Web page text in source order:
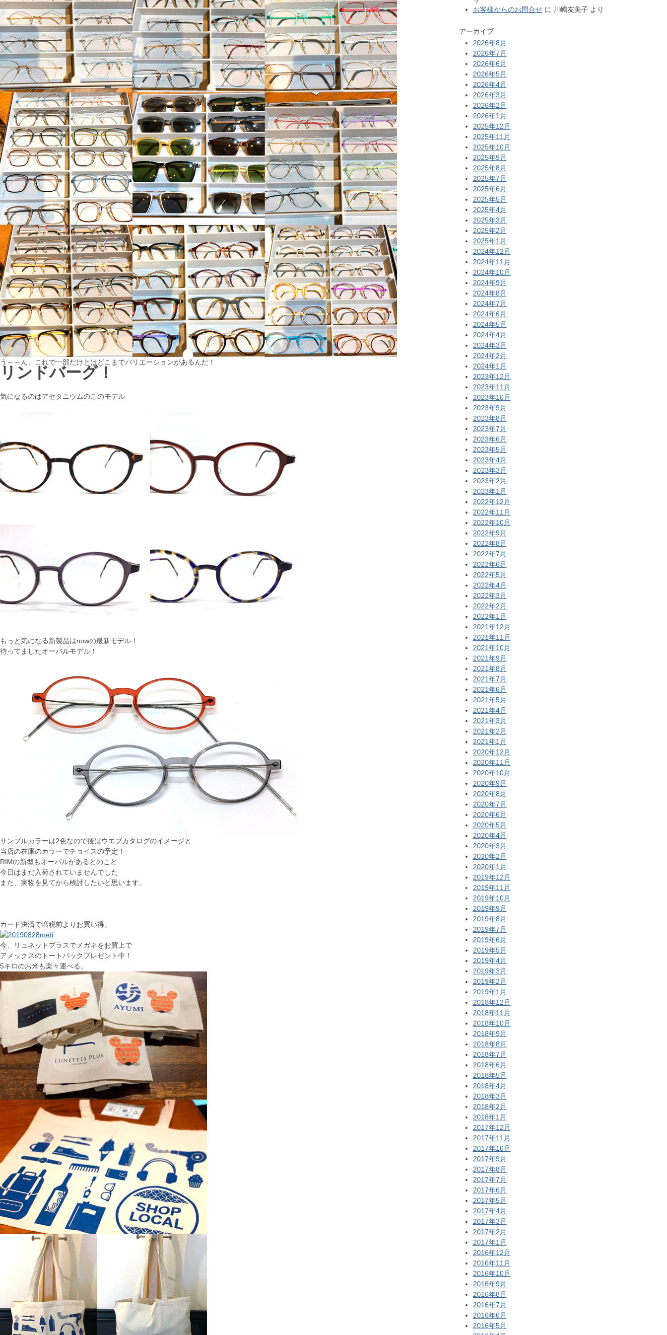
う～～ん、これで一部だけとはどこまでバリエーションがあるんだ！
リンドバーグ！
気になるのはアセタニウムのこのモデル
もっと気になる新製品はnowの最新モデル！
待ってましたオーバルモデル！
サンプルカラーは2色なので後はウエブカタログのイメージと
当店の在庫のカラーでチョイスの予定！
RIMの新型もオーバルがあるとのこと
今日はまだ入荷されていませんでした
また、実物を見てから検討したいと思います。
カード決済で増税前よりお買い得。
今、リュネットプラスでメガネをお買上で
アメックスのトートバックプレゼント中！
5キロのお米も楽々運べる。
お客様からのお問合せに 川嶋友美子より
アーカイブ
2026年8月
2026年7月
2026年6月
2026年5月
2026年4月
2026年3月
2026年2月
2026年1月
2025年12月
2025年11月
2025年10月
2025年9月
2025年8月
2025年7月
2025年6月
2025年5月
2025年4月
2025年3月
2025年2月
2025年1月
2024年12月
2024年11月
2024年10月
2024年9月
2024年8月
2024年7月
2024年6月
2024年5月
2024年4月
2024年3月
2024年2月
2024年1月
2023年12月
2023年11月
2023年10月
2023年9月
2023年8月
2023年7月
2023年6月
2023年5月
2023年4月
2023年3月
2023年2月
2023年1月
2022年12月
2022年11月
2022年10月
2022年9月
2022年8月
2022年7月
2022年6月
2022年5月
2022年4月
2022年3月
2022年2月
2022年1月
2021年12月
2021年11月
2021年10月
2021年9月
2021年8月
2021年7月
2021年6月
2021年5月
2021年4月
2021年3月
2021年2月
2021年1月
2020年12月
2020年11月
2020年10月
2020年9月
2020年8月
2020年7月
2020年6月
2020年5月
2020年4月
2020年3月
2020年2月
2020年1月
2019年12月
2019年11月
2019年10月
2019年9月
2019年8月
2019年7月
2019年6月
2019年5月
2019年4月
2019年3月
2019年2月
2019年1月
2018年12月
2018年11月
2018年10月
2018年9月
2018年8月
2018年7月
2018年6月
2018年5月
2018年4月
2018年3月
2018年2月
2018年1月
2017年12月
2017年11月
2017年10月
2017年9月
2017年8月
2017年7月
2017年6月
2017年5月
2017年4月
2017年3月
2017年2月
2017年1月
2016年12月
2016年11月
2016年10月
2016年9月
2016年8月
2016年7月
2016年6月
2016年5月